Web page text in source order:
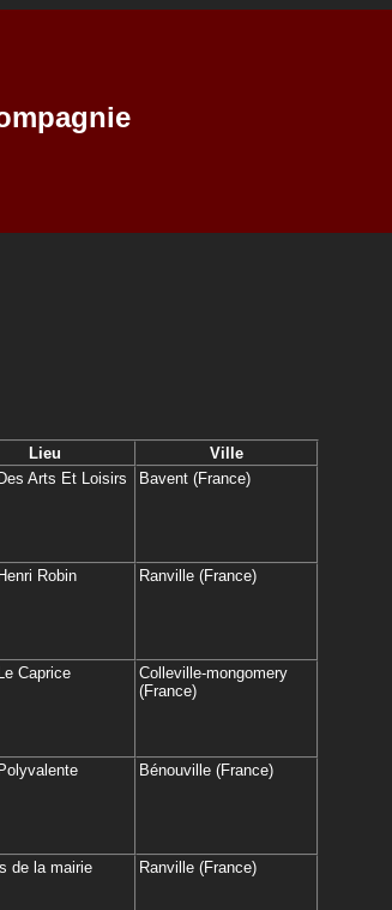
Lieu
Ville
Arts Et Loisirs Bavent (France)
Robin Ranville (France)
Caprice
Colleville-mongomery
(France)
Bénouville (France)
de la mairie Ranville (France)